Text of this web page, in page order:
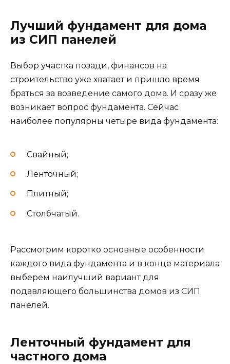
Лучший фундамент для дома
из СИП панелей
Выбор участка позади, финансов на
строительство уже хватает и пришло время
браться за возведение самого дома. И сразу же
возникает вопрос фундамента. Сейчас
наиболее популярны четыре вида фундамента:
Свайный;
Ленточный;
Плитный;
Столбчатый.
Рассмотрим коротко основные особенности
каждого вида фундамента и в конце материала
выберем наилучший вариант для
подавляющего большинства домов из СИП
панелей.
Ленточный фундамент для
частного дома